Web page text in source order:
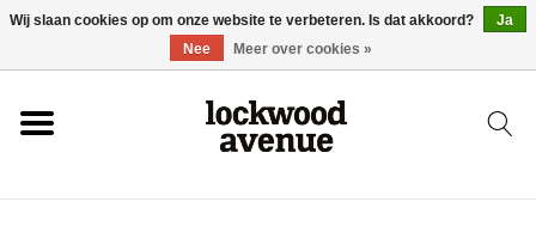
HOME
Wij slaan cookies op om onze website te verbeteren. Is dat akkoord?
Ja
Nee
Meer over cookies »